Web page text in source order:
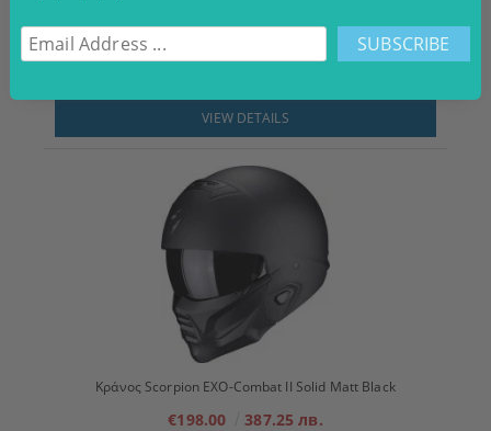
Γάντια μοτοσικλέτας Modeka Miako AIr Μαύρο/Λευκό
€54.00 105.61 лв.
VIEW DETAILS
Κράνος Scorpion EXO-Combat II Solid Matt Black
€198.00 387.25 лв.